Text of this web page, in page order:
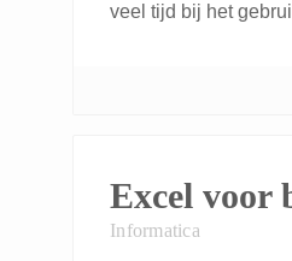
veel tijd bij het
Excel voor
Informatica